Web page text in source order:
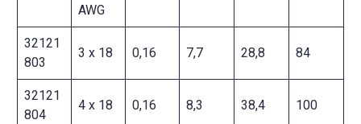
AWG
32121
803
3 x 18 0,16 7,7 28,8 84
32121
804
4 x 18 0,16 8,3 38,4 100